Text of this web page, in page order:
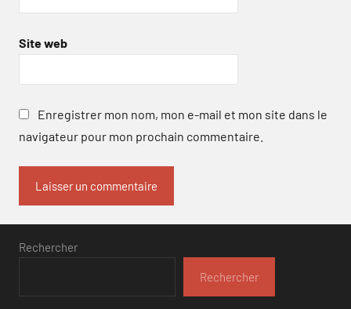
Site web
Enregistrer mon nom, mon e-mail et mon site dans le
navigateur pour mon prochain commentaire.
Rechercher
Rechercher